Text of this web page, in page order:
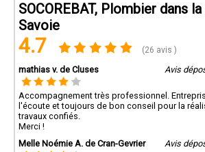
SOCOREBAT, Plombier dans
Savoie
4.7 (26 avis )
mathias v. de Cluses Avis
Accompagnement très professionnel.
l'écoute et toujours de bon conseil pour la
travaux confiés.
Merci !
Melle Noémie A. de Cran-Gevrier
Avis